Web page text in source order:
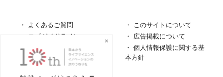
よくあるご質問
このサイトについて
ロゴガイドライン
広告掲載について
特定商取引法に基づく表
個人情報保護に関する基
本方針